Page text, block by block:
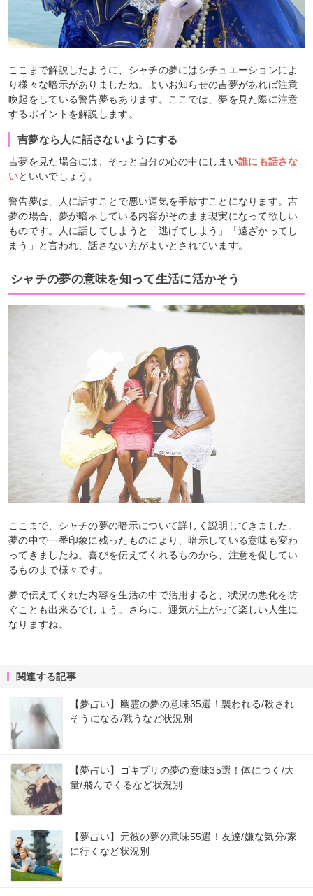
ここまで解説したように、シャチの夢にはシチュエーションによ
り様々な暗示がありましたね。よいお知らせの吉夢があれば注意
喚起をしている警告夢もあります。ここでは、夢を見た際に注意
するポイントを解説します。
吉夢なら人に話さないようにする
吉夢を見た場合には、そっと自分の心の中にしまい誰にも話さな
いといいでしょう。
警告夢は、人に話すことで悪い運気を手放すことになります。吉
夢の場合、夢が暗示している内容がそのまま現実になって欲しい
ものです。人に話してしまうと「逃げてしまう」「遠ざかってし
まう」と言われ、話さない方がよいとされています。
シャチの夢の意味を知って生活に活かそう
ここまで、シャチの夢の暗示について詳しく説明してきました。
夢の中で一番印象に残ったものにより、暗示している意味も変わ
ってきましたね。喜びを伝えてくれるものから、注意を促してい
るものまで様々です。
夢で伝えてくれた内容を生活の中で活用すると、状況の悪化を防
ぐことも出来るでしょう。さらに、運気が上がって楽しい人生に
なりますね。
関連する記事
【夢占い】幽霊の夢の意味35選！襲われる/殺され
そうになる/戦うなど状況別
【夢占い】ゴキブリの夢の意味35選！体につく/大
量/飛んでくるなど状況別
【夢占い】元彼の夢の意味55選！友達/嫌な気分/家
に行くなど状況別